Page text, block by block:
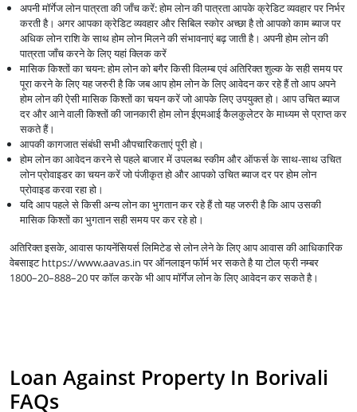
अपनी मॉर्गेज लोन पात्रता की जाँच करें: होम लोन की पात्रता आपके क्रेडिट व्यवहार पर निर्भर
करती है। अगर आपका क्रेडिट व्यवहार और सिबिल स्कोर अच्छा है तो आपको काम ब्याज पर
अधिक लोन राशि के साथ होम लोन मिलने की संभावनाएं बढ़ जाती है। अपनी होम लोन की
पात्रता जाँच करने के लिए यहां क्लिक करें
मासिक किश्तों का चयन: होम लोन को बगैर किसी विलम्ब एवं अतिरिक्त शुल्क के सही समय पर
पूरा करने के लिए यह जरुरी है कि जब आप होम लोन के लिए आवेदन कर रहे हैं तो आप अपने
होम लोन की ऐसी मासिक किश्तों का चयन करें जो आपके लिए उपयुक्त हो। आप उचित ब्याज
दर और आने वाली किश्तों की जानकारी होम लोन ईएमआई कैलकुलेटर के माध्यम से प्राप्त कर
सकते हैं।
आपकी कागजात संबंधी सभी औपचारिकताएं पूरी हो।
होम लोन का आवेदन करने से पहले बाजार में उपलब्ध स्कीम और ऑफर्स के साथ-साथ उचित
लोन प्रोवाइडर का चयन करें जो पंजीकृत हो और आपको उचित ब्याज दर पर होम लोन
प्रोवाइड करवा रहा हो।
यदि आप पहले से किसी अन्य लोन का भुगतान कर रहे हैं तो यह जरुरी है कि आप उसकी
मासिक किश्तों का भुगतान सही समय पर कर रहे हो।
अतिरिक्त इसके, आवास फायनेंसियर्स लिमिटेड से लोन लेने के लिए आप आवास की आधिकारिक
वेबसाइट https://www.aavas.in पर ऑनलाइन फॉर्म भर सकते है या टोल फ्री नम्बर
1800–20–888–20 पर कॉल करके भी आप मॉर्गेज लोन के लिए आवेदन कर सकते है।
Loan Against Property In Borivali
FAQs